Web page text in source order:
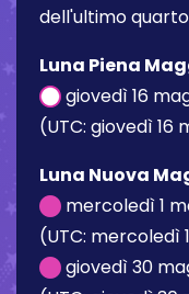
dell'ultimo
Luna Piena
giovedì 16
(UTC: giovedì 16
Luna Nuova
mercoledì 1
(UTC: mercoledì
giovedì 30